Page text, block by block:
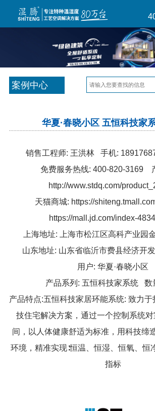
案例中心
华夏·春晓小区 五恒科技家
销售工程师: 王洪林 手机:
免费服务热线: 400-820-3169
http://www.stdq.com/
天猫商城: https://
https://mall.jd.com/index-
上海地址: 上海市松江区高科产业园
山东地址: 山东省临沂市费县经济开
用户: 华夏·春晓小区
产品系列: 五恒科技家系统 数
产品特点:五恒科技家居环能系统: 致力
技住宅解决方案，通过一个控制系统
间，以人体健康舒适为标准，用科技缔
环境，精准实现∶恒温、恒湿、恒氧、恒
指标